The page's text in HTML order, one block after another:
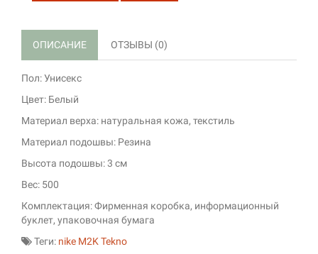
ОПИСАНИЕ ОТЗЫВЫ (0)
Пол: Унисекс
Цвет: Белый
Материал верха: натуральная кожа, текстиль
Материал подошвы: Резина
Высота подошвы: 3 см
Вес: 500
Комплектация: Фирменная коробка, информационный
буклет, упаковочная бумага
Теги: nike M2K Tekno